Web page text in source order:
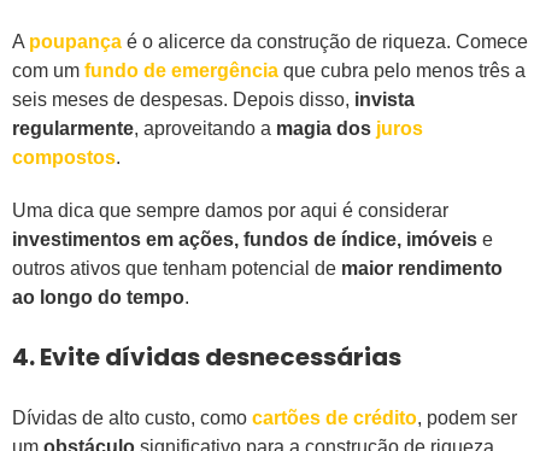
A poupança é o alicerce da construção de riqueza. Comece
com um fundo de emergência que cubra pelo menos três a
seis meses de despesas. Depois disso, invista
regularmente, aproveitando a magia dos juros
compostos.
Uma dica que sempre damos por aqui é considerar
investimentos em ações, fundos de índice, imóveis e
outros ativos que tenham potencial de maior rendimento
ao longo do tempo.
4. Evite dívidas desnecessárias
Dívidas de alto custo, como cartões de crédito, podem ser
um obstáculo significativo para a construção de riqueza.